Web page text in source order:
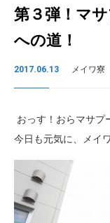
第３弾！マ
への道！
2017.06.13 メイワ寮
おっす！おらマサプ
今日も元気に、メイ